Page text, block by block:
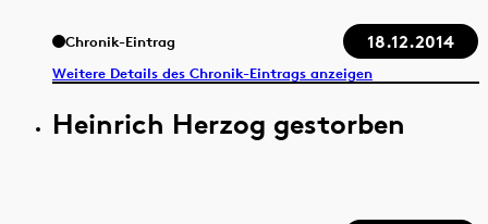
Chronik-Eintrag 18.12.2014
Weitere Details des Chronik-Eintrags anzeigen
Heinrich Herzog gestorben